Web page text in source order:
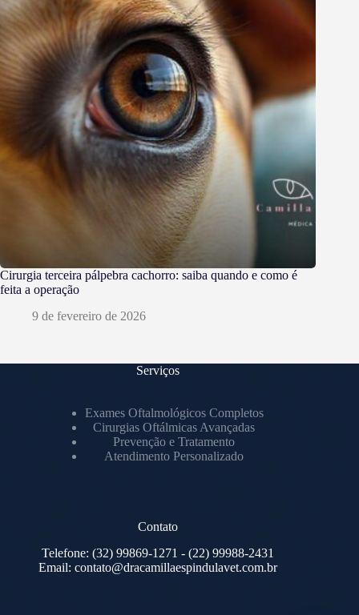
Cirurgia terceira pálpebra cachorro: saiba quando e como é
feita a operação
9 de fevereiro de 2026
Serviços
Exames Oftalmológicos Completos
Cirurgias Oftálmicas Avançadas
Prevenção e Tratamento
Atendimento Personalizado
Contato
Telefone: (32) 99869-1271 - (22) 99988-2431
Email:contato@dracamillaespindulavet.com.br